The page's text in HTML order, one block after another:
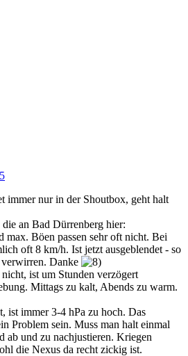
immer nur in der Shoutbox, geht halt
an Bad Dürrenberg hier:
max. Böen passen sehr oft nicht. Bei
oft 8 km/h. Ist jetzt ausgeblendet - so
verwirren. Danke
ist um Stunden verzögert
Mittags zu kalt, Abends zu warm.
ist immer 3-4 hPa zu hoch. Das
Problem sein. Muss man halt einmal
ab und zu nachjustieren. Kriegen
die Nexus da recht zickig ist.